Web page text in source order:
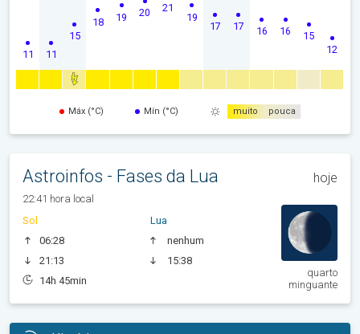
11 11
15
18 19 20 21
19
17 17 16 16 15
12
Máx (°C) Mín (°C) muito pouca
Astroinfos - Fases da Lua hoje
22:41 hora local
Sol
06:28
21:13
14h 45min
Lua
nenhum
15:38
quarto
minguante